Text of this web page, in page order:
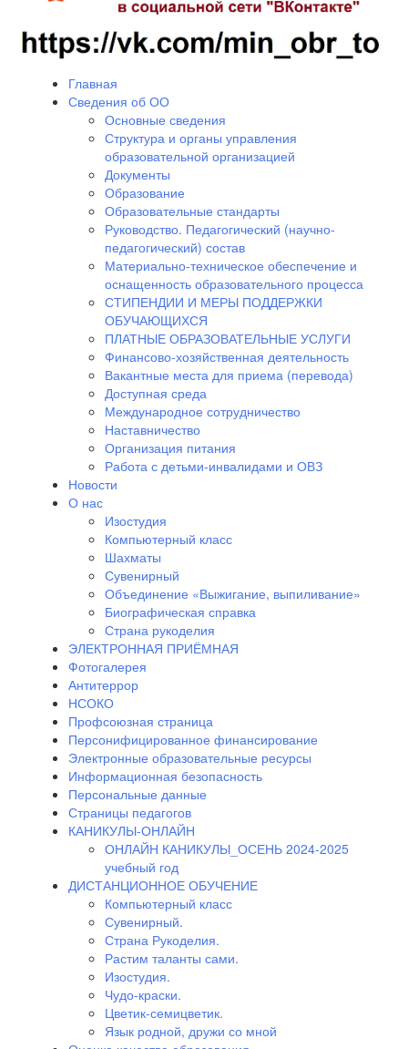
Главная
Сведения об ОО
Основные сведения
Структура и органы управления
образовательной организацией
Документы
Образование
Образовательные стандарты
Руководство. Педагогический (научно-
педагогический) состав
Материально-техническое обеспечение и
оснащенность образовательного процесса
СТИПЕНДИИ И МЕРЫ ПОДДЕРЖКИ
ОБУЧАЮЩИХСЯ
ПЛАТНЫЕ ОБРАЗОВАТЕЛЬНЫЕ УСЛУГИ
Финансово-хозяйственная деятельность
Вакантные места для приема (перевода)
Доступная среда
Международное сотрудничество
Наставничество
Организация питания
Работа с детьми-инвалидами и ОВЗ
Новости
О нас
Изостудия
Компьютерный класс
Шахматы
Сувенирный
Объединение «Выжигание, выпиливание»
Биографическая справка
Страна рукоделия
ЭЛЕКТРОННАЯ ПРИЁМНАЯ
Фотогалерея
Антитеррор
НСОКО
Профсоюзная страница
Персонифицированное финансирование
Электронные образовательные ресурсы
Информационная безопасность
Персональные данные
Страницы педагогов
КАНИКУЛЫ-ОНЛАЙН
ОНЛАЙН КАНИКУЛЫ_ОСЕНЬ 2024-2025
учебный год
ДИСТАНЦИОННОЕ ОБУЧЕНИЕ
Компьютерный класс
Сувенирный.
Страна Рукоделия.
Растим таланты сами.
Изостудия.
Чудо-краски.
Цветик-семицветик.
Язык родной, дружи со мной